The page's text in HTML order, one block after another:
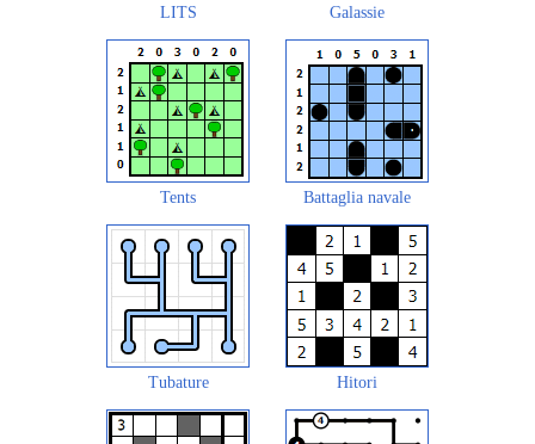
LITS Galassie
Tents Battaglia navale
Tubature Hitori